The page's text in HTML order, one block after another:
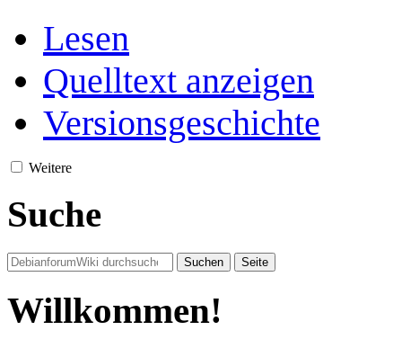
Lesen
Quelltext anzeigen
Versionsgeschichte
Weitere
Suche
Willkommen!